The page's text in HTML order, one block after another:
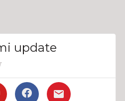
update